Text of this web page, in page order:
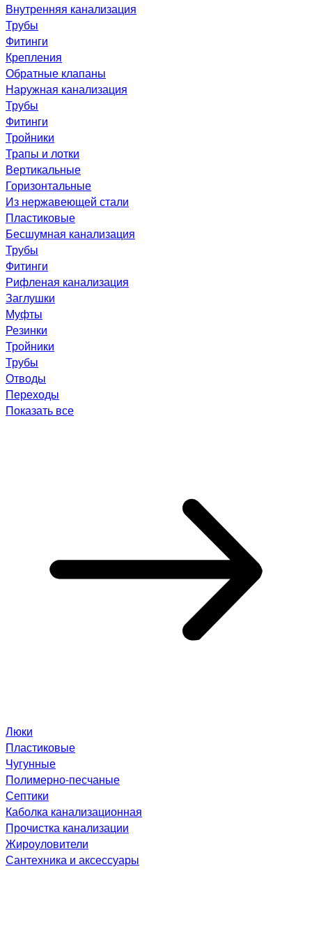
Внутренняя канализация
Трубы
Фитинги
Крепления
Обратные клапаны
Наружная канализация
Трубы
Фитинги
Тройники
Трапы и лотки
Вертикальные
Горизонтальные
Из нержавеющей стали
Пластиковые
Бесшумная канализация
Трубы
Фитинги
Рифленая канализация
Заглушки
Муфты
Резинки
Тройники
Трубы
Отводы
Переходы
Показать все
Люки
Пластиковые
Чугунные
Полимерно-песчаные
Септики
Каболка канализационная
Прочистка канализации
Жироуловители
Сантехника и аксессуары